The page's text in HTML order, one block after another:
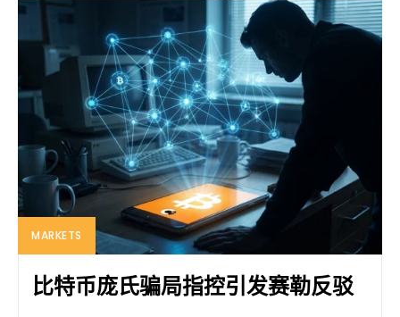
MARKETS
比特币庞氏骗局指控引发赛勒反驳